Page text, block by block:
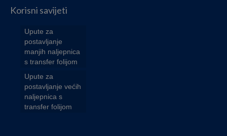
Korisni savijeti
Upute za
postavljanje
manjih naljepnica
s transfer folijom
Upute za
postavljanje većih
naljepnica s
transfer folijom